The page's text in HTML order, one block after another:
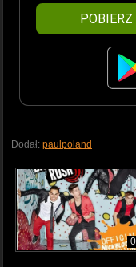
Dodał: paulpoland